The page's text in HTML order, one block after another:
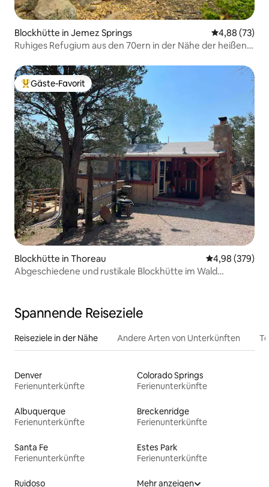
Blockhütte in Jemez Springs
4,88 (73)
Ruhiges Refugium aus den 70ern in der Nähe der heißen
Beliebter Gäste-Favorit.
Gäste-Favorit
Blockhütte in Thoreau
4,98 (379)
Abgeschiedene und rustikale Blockhütte im Wald
Spannende Reiseziele
Reiseziele in der Nähe Andere Arten von Unterkünften
Denver
Ferienunterkünfte
Colorado Springs
Ferienunterkünfte
Albuquerque
Ferienunterkünfte
Breckenridge
Ferienunterkünfte
Santa Fe
Ferienunterkünfte
Estes Park
Ferienunterkünfte
Ruidoso
Mehr anzeigen